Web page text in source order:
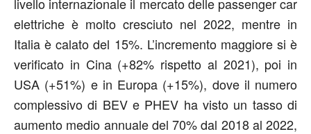
elettriche è molto cresciuto nel 2022, mentre in
Italia è calato del 15%. L’incremento maggiore si è
verificato in Cina (+82% rispetto al 2021), poi in
USA (+51%) e in Europa (+15%), dove il numero
complessivo di BEV e PHEV ha visto un tasso di
aumento medio annuale del 70% dal 2018 al 2022,